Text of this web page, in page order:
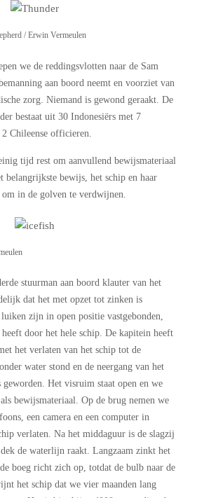
/ Erwin Vermeulen
we de reddingsvlotten naar de Sam
aan boord neemt en voorziet van
zorg. Niemand is gewond geraakt. De
bestaat uit 30 Indonesiërs met 7
2 Chileense officieren.
tijd rest om aanvullend bewijsmateriaal
belangrijkste bewijs, het schip en haar
in de golven te verdwijnen.
stuurman aan boord klauter van het
dat het met opzet tot zinken is
zijn in open positie vastgebonden,
door het hele schip. De kapitein heeft
het verlaten van het schip tot de
water stond en de neergang van het
geworden. Het visruim staat open en we
bewijsmateriaal. Op de brug nemen we
een camera en een computer in
verlaten. Na het middaguur is de slagzij
de waterlijn raakt. Langzaam zinkt het
boeg richt zich op, totdat de bulb naar de
het schip dat we vier maanden lang